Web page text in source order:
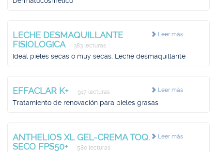
Leer más
LECHE DESMAQUILLANTE
FISIOLOGICA
383 lecturas
Ideal pieles secas o muy secas, Leche desmaquillante
Leer más
EFFACLAR K+ 917 lecturas
Tratamiento de renovación para pieles grasas
Leer más
ANTHELIOS XL GEL-CREMA TOQ.
SECO FPS50+
580 lecturas